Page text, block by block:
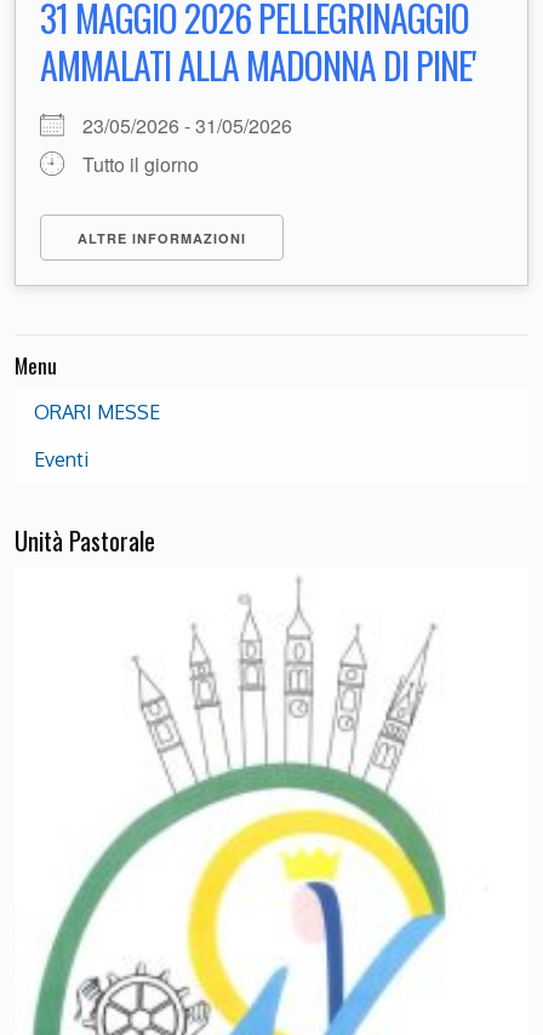
31 MAGGIO 2026 PELLEGRINAGGIO
AMMALATI ALLA MADONNA DI PINE'
23/05/2026 - 31/05/2026
Tutto il giorno
ALTRE INFORMAZIONI
Menu
ORARI MESSE
Eventi
Unità Pastorale